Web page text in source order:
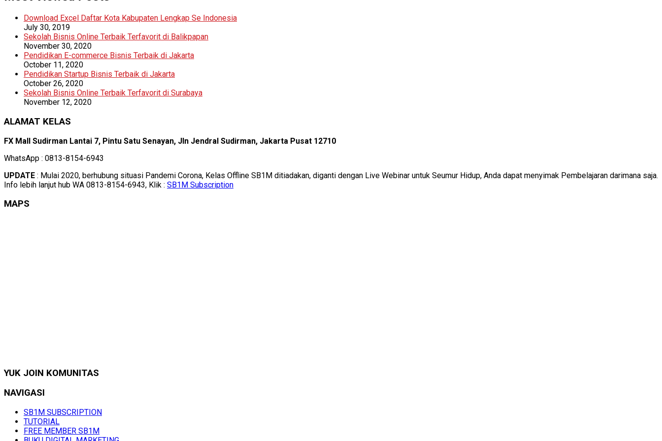
Download Excel Daftar Kota Kabupaten Lengkap Se Indonesia
July 30, 2019
Sekolah Bisnis Online Terbaik Terfavorit di Balikpapan
November 30, 2020
Pendidikan E-commerce Bisnis Terbaik di Jakarta
October 11, 2020
Pendidikan Startup Bisnis Terbaik di Jakarta
October 26, 2020
Sekolah Bisnis Online Terbaik Terfavorit di Surabaya
November 12, 2020
ALAMAT KELAS
FX Mall Sudirman Lantai 7, Pintu Satu Senayan, Jln Jendral Sudirman, Jakarta Pusat 12710
WhatsApp : 0813-8154-6943
UPDATE : Mulai 2020, berhubung situasi Pandemi Corona, Kelas Offline SB1M ditiadakan, diganti dengan Live Webinar untuk Seumur Hidup, Anda dapat menyimak Pembelajaran darimana saja.
Info lebih lanjut hub WA 0813-8154-6943, Klik : SB1M Subscription
MAPS
YUK JOIN KOMUNITAS
NAVIGASI
SB1M SUBSCRIPTION
TUTORIAL
FREE MEMBER SB1M